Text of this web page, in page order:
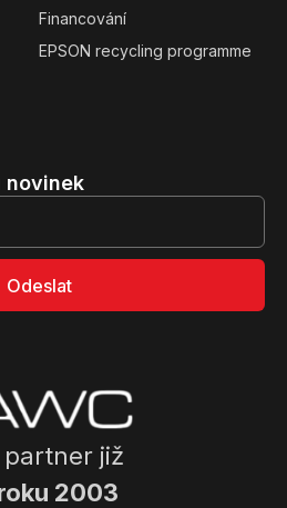
partner již
2003
Financování
EPSON recycling programme
novinek
Odeslat